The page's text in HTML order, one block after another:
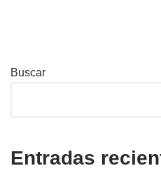
Buscar
Entradas